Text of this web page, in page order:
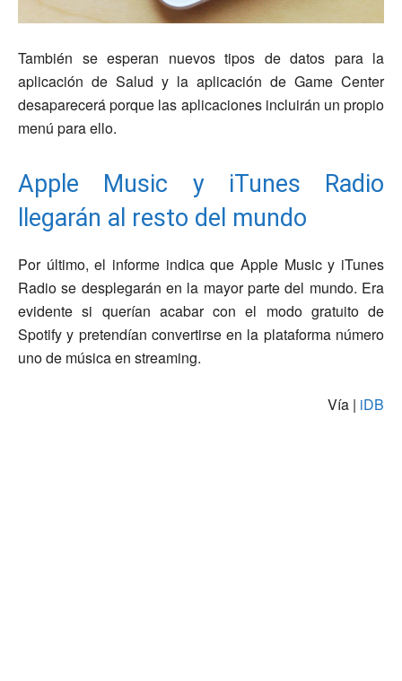
También se esperan nuevos tipos de datos para la
aplicación de Salud y la aplicación de Game Center
desaparecerá porque las aplicaciones incluirán un propio
menú para ello.
Apple Music y iTunes Radio
llegarán al resto del mundo
Por último, el informe indica que Apple Music y iTunes
Radio se desplegarán en la mayor parte del mundo. Era
evidente si querían acabar con el modo gratuito de
Spotify y pretendían convertirse en la plataforma número
uno de música en streaming.
Vía | iDB